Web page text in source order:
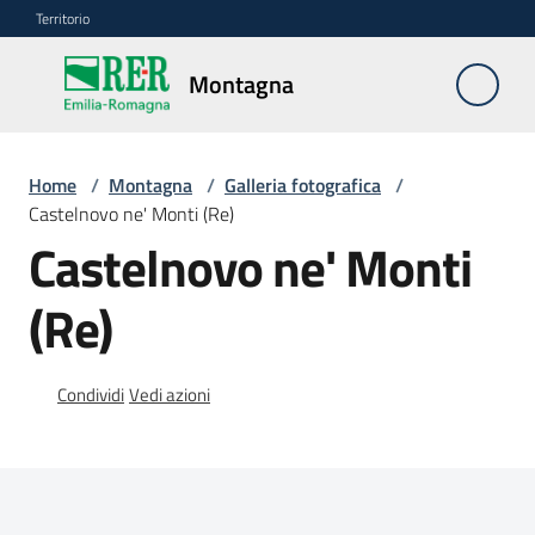
Vai al contenuto
Vai alla navigazione
Vai al footer
Territorio
Montagna
Montagna
Vivere
lavorare
Infrastrutture
Home / Montagna / Galleria fotografica /
Castelnovo ne' Monti (Re)
Castelnovo ne' Monti
(Re)
CondividiVedi azioni